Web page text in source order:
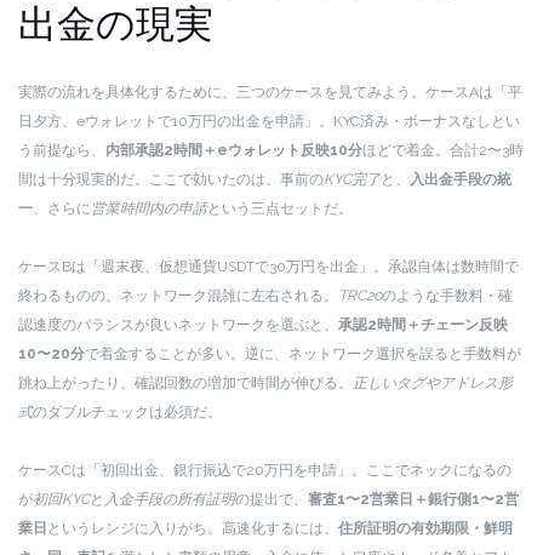
出金の現実
実際の流れを具体化するために、三つのケースを見てみよう。ケースAは「平
日夕方、eウォレットで10万円の出金を申請」。KYC済み・ボーナスなしとい
う前提なら、 内部承認2時間＋eウォレット反映10分ほどで着金。合計2〜3時
間は十分現実的だ。ここで効いたのは、事前のKYC完了と、 入出金手段の統
一、さらに 営業時間内の申請という三点セットだ。
ケースBは「週末夜、仮想通貨USDTで30万円を出金」。承認自体は数時間で
終わるものの、ネットワーク混雑に左右される。
TRC20のような手数料・確
認速度のバランスが良いネットワークを選ぶと、 承認2時間＋チェーン反映
10〜20分で着金することが多い。逆に、ネットワーク選択を誤ると手数料が
跳ね上がったり、確認回数の増加で時間が伸びる。
正しいタグやアドレス形
式のダブルチェックは必須だ。
ケースCは「初回出金、銀行振込で20万円を申請」。ここでネックになるの
が初回KYCと 入金手段の所有証明の提出で、 審査1〜2営業日＋銀行側1〜2営
業日 というレンジに入りがち。高速化するには、 住所証明の有効期限・鮮明